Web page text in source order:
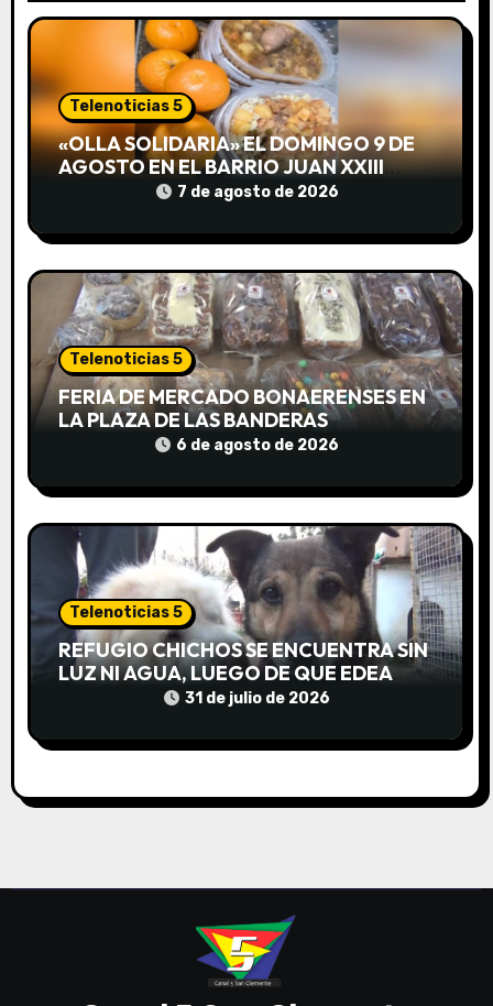
d
e
e
n
r
d
a
s
Telenoticias 5
«OLLA SOLIDARIA» EL DOMINGO 9 DE
AGOSTO EN EL BARRIO JUAN XXIII
DESDE LAS 13 HS7 de agosto de 2026
Telenoticias 5
FERIA DE MERCADO BONAERENSES EN
LA PLAZA DE LAS BANDERAS
6 de agosto de 2026
Telenoticias 5
REFUGIO CHICHOS SE ENCUENTRA SIN
LUZ NI AGUA, LUEGO DE QUE EDEA
CORTARA EL SUMINISTRO SIN AVISO
31 de julio de 2026